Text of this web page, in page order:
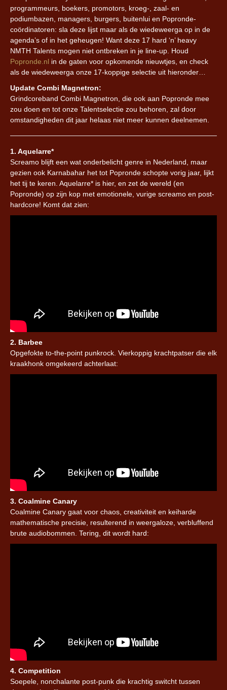
programmeurs, boekers, promotors, kroeg-, zaal- en
podiumbazen, managers, burgers, buitenlui en Popronde-
coördinatoren: sla deze lijst maar als de wiedeweerga op in de
agenda’s of in het geheugen! Want deze 17 hard ‘n’ heavy
NMTH Talents mogen niet ontbreken in je line-up. Houd
Popronde.nl in de gaten voor opkomende nieuwtjes, en check
als de wiedeweerga onze 17-koppige selectie uit hieronder…
Update Combi Magnetron:
Grindcoreband Combi Magnetron, die ook aan Popronde mee
zou doen en tot onze Talentselectie zou behoren, zal door
omstandigheden dit jaar helaas niet meer kunnen deelnemen.
1. Aquelarre*
Screamo blijft een wat onderbelicht genre in Nederland, maar
gezien ook Karnabahar het tot Popronde schopte vorig jaar, lijkt
het tij te keren. Aquelarre* is hier, en zet de wereld (en
Popronde) op zijn kop met emotionele, vurige screamo en post-
hardcore! Komt dat zien:
2. Barbee
Opgefokte to-the-point punkrock. Vierkoppig krachtpatser die elk
kraakhonk omgekeerd achterlaat:
3. Coalmine Canary
Coalmine Canary gaat voor chaos, creativiteit en keiharde
mathematische precisie, resulterend in weergaloze, verbluffend
brute audiobommen. Tering, dit wordt hard:
4. Competition
Soepele, nonchalante post-punk die krachtig switcht tussen